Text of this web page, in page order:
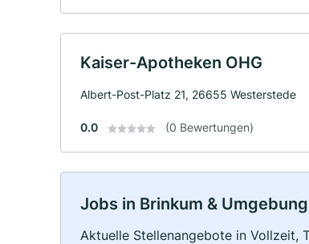
Kaiser-Apotheken OHG
Albert-Post-Platz 21, 26655 Westerstede
0.0 (0 Bewertungen)
Jobs in Brinkum &
Aktuelle Stellenangebote in Vollzeit,